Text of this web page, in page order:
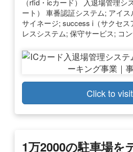
ート） 車番認証システム; アイ
サイネージ; success i（サクセス
レスシステム; 保守サービス; コ
Click to visit
1万2000の駐車場を